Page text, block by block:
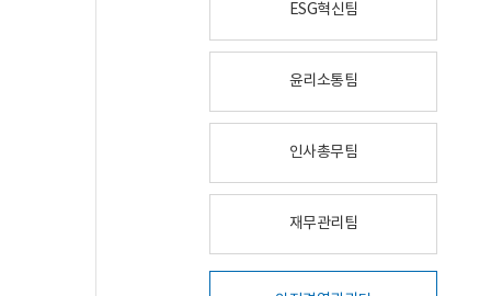
ESG혁신팀
윤리소통팀
인사총무팀
재무관리팀